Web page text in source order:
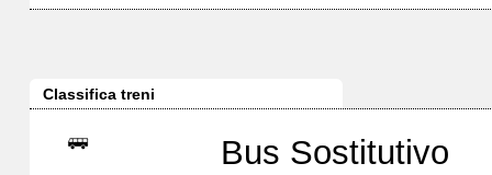
Classifica treni
Bus Sostitutivo